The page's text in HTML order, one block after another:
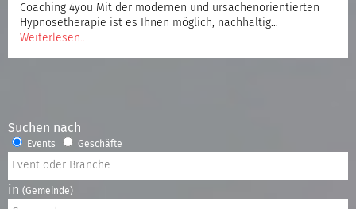
Coaching 4you Mit der modernen und ursachenorientierten
Hypnosetherapie ist es Ihnen möglich, nachhaltig…
Weiterlesen..
Suchen nach
Events Geschäfte
in (Gemeinde)